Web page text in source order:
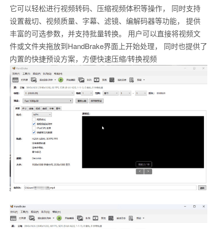
它可以轻松进行视频转码、压缩视频体积等操作， 同时支持
设置裁切、视频质量、字幕、滤镜、编解码器等功能， 提供
丰富的可选参数，并支持批量转换。 用户可以直接将视频文
件或文件夹拖放到HandBrake界面上开始处理， 同时也提供了
内置的快捷预设方案，方便快速压缩/转换视频